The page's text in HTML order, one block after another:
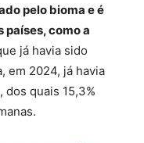
pelo bioma e é
países, como a
já havia sido
em 2024, já havia
dos quais 15,3%